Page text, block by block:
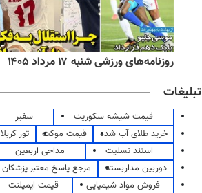
روزنامه‌های ورزشی شنبه ۱۷ مرداد ۱۴۰۵
تبلیغات
قیمت شیشه سکوریت
سفیر
خرید طلای آب شده
قیمت موکت
تور کربلا
استند تسلیت
مداحی اربعین
دوربین مداربسته
مرجع پاسخ معتبر پزشکان
فروش مواد شیمیایی
قیمت ایمپلنت